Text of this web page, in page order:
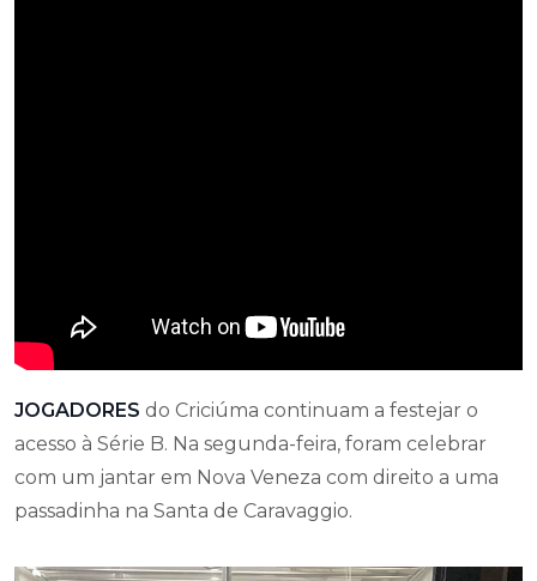
JOGADORES do Criciúma continuam a festejar o
acesso à Série B. Na segunda-feira, foram celebrar
com um jantar em Nova Veneza com direito a uma
passadinha na Santa de Caravaggio.